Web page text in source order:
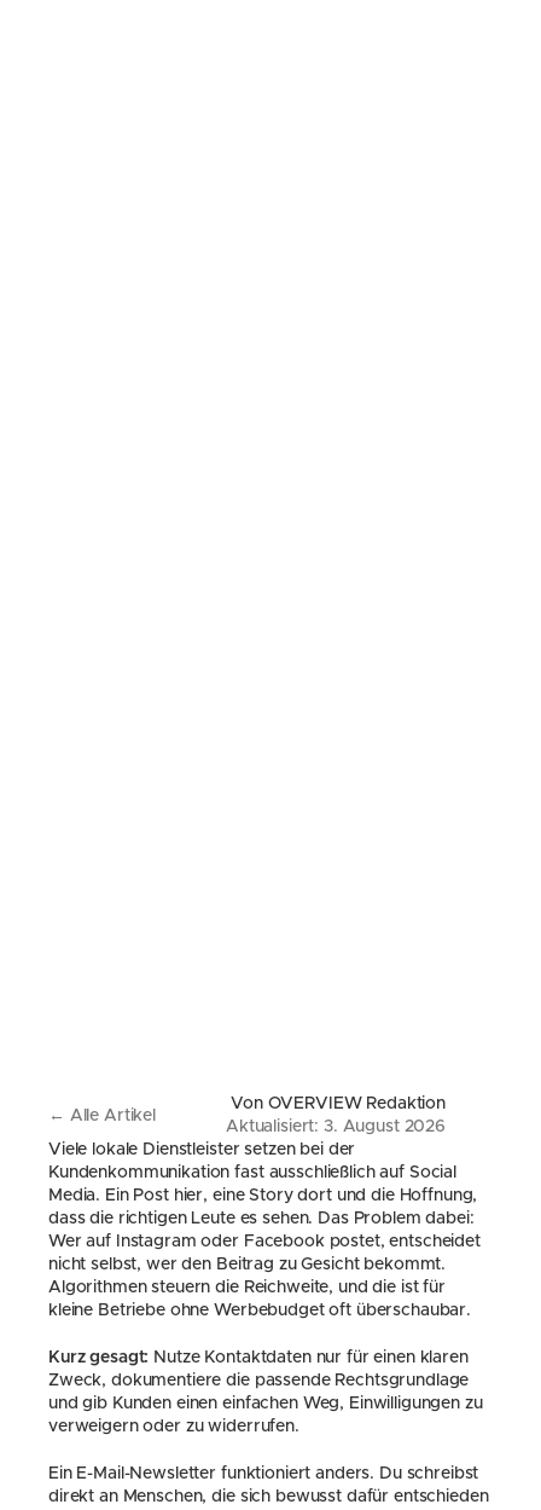
← Alle Artikel
Von OVERVIEW Redaktion
Aktualisiert: 3. August 2026
Viele lokale Dienstleister setzen bei der
Kundenkommunikation fast ausschließlich auf Social
Media. Ein Post hier, eine Story dort und die Hoffnung,
dass die richtigen Leute es sehen. Das Problem dabei:
Wer auf Instagram oder Facebook postet, entscheidet
nicht selbst, wer den Beitrag zu Gesicht bekommt.
Algorithmen steuern die Reichweite, und die ist für
kleine Betriebe ohne Werbebudget oft überschaubar.
Kurz gesagt: Nutze Kontaktdaten nur für einen klaren
Zweck, dokumentiere die passende Rechtsgrundlage
und gib Kunden einen einfachen Weg, Einwilligungen zu
verweigern oder zu widerrufen.
Ein E-Mail-Newsletter funktioniert anders. Du schreibst
direkt an Menschen, die sich bewusst dafür entschieden